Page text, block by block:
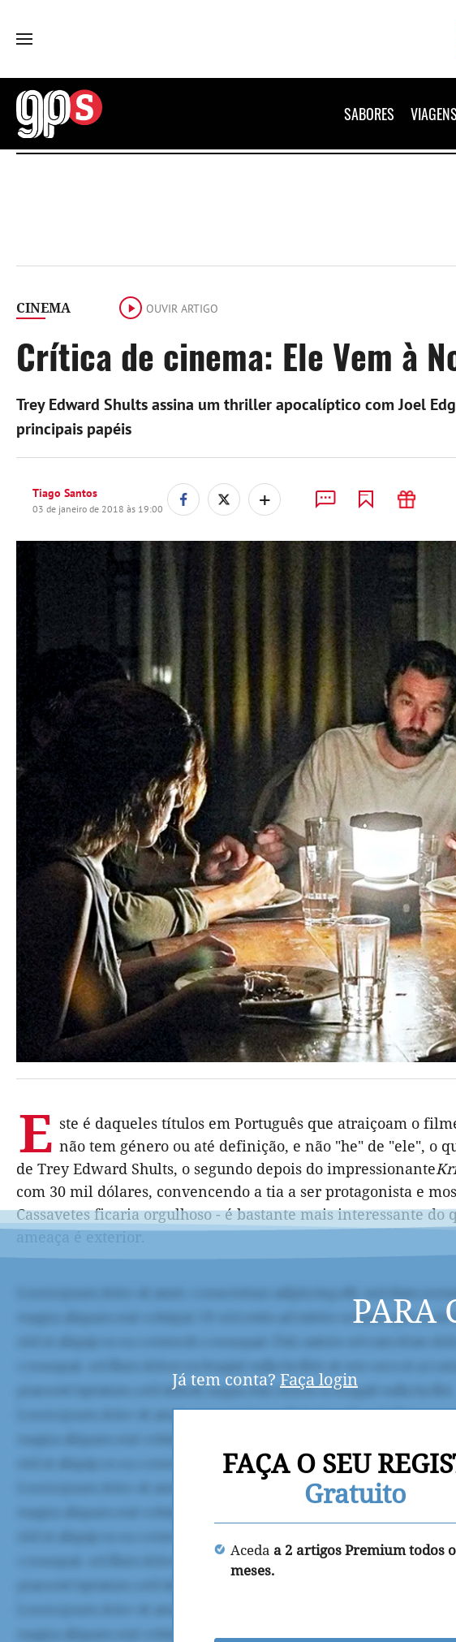
GPS
SABORES VIAGENS
CINEMA OUVIR ARTIGO
Crítica de cinema: Ele Vem à
Trey Edward Shults assina um thriller apocalíptico com Joel
principais papéis
Tiago Santos
03 de janeiro de 2018 às 19:00 +
E ste é daqueles títulos em Português que atraiçoam o
não tem género ou até definição, e não "he" de "ele", o
de Trey Edward Shults, o segundo depois do impressionante
com 30 mil dólares, convencendo a tia a ser protagonista e
Cassavetes ficaria orgulhoso - é bastante mais interessante
ameaça é exterior.
PARA
Já tem conta? Faça login
FAÇA O SEU
Gratuito
Aceda a 2 artigos Premium todos
meses.